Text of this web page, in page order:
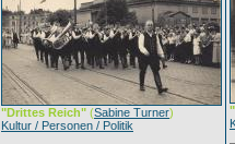
"Drittes Reich" (Sabine Turner)
Kultur / Personen / Politik